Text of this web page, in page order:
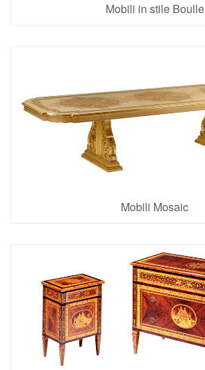
48 Articoli
Mobili in stile Boulle
11 Articoli
Mobili Mosaic